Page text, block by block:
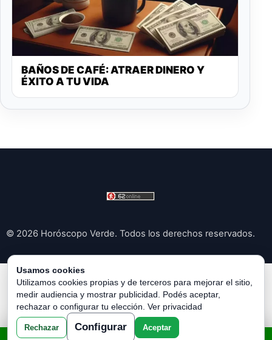
BAÑOS DE CAFÉ: ATRAER DINERO Y
ÉXITO A TU VIDA
© 2026 Horóscopo Verde. Todos los derechos reservados.
Política de Privacidad | Política de Cookies |
Configurar
Cookies
| Términos y Condiciones | Contacto |
Nosotros
| Aviso Legal
Usamos cookies
Utilizamos cookies propias y de terceros para mejorar el sitio,
medir audiencia y mostrar publicidad. Podés aceptar,
rechazar o configurar tu elección. Ver privacidad
Rechazar Configurar Aceptar